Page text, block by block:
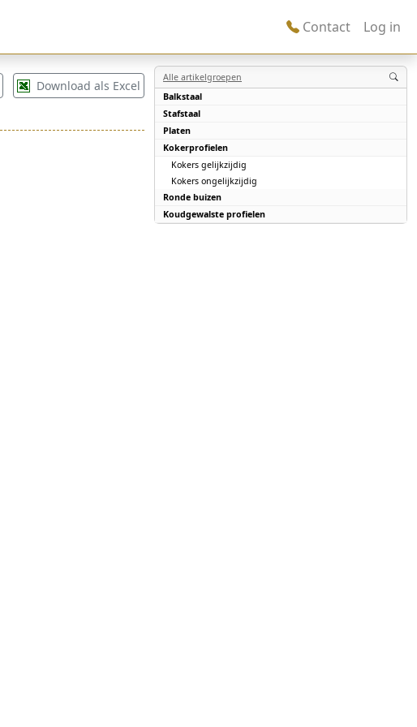
Contact Log in
Download als Excel
Alle artikelgroepen
Balkstaal
Stafstaal
Platen
Kokerprofielen
Kokers gelijkzijdig
Kokers ongelijkzijdig
Ronde buizen
Koudgewalste profielen